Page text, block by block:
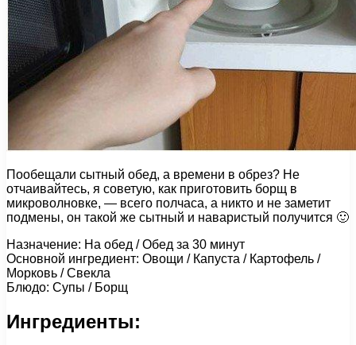
Пообещали сытный обед, а времени в обрез? Не
отчаивайтесь, я советую, как приготовить борщ в
микроволновке, — всего полчаса, а никто и не заметит
подмены, он такой же сытный и наваристый получится 🙂
Назначение: На обед / Обед за 30 минут
Основной ингредиент: Овощи / Капуста / Картофель /
Морковь / Свекла
Блюдо: Супы / Борщ
Ингредиенты: